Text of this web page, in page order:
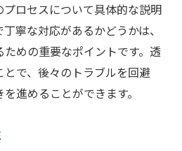
ロセスについて具体的な説明
寧な対応があるかどうかは、
めの重要なポイントです。透
で、後々のトラブルを回避
進めることができます。